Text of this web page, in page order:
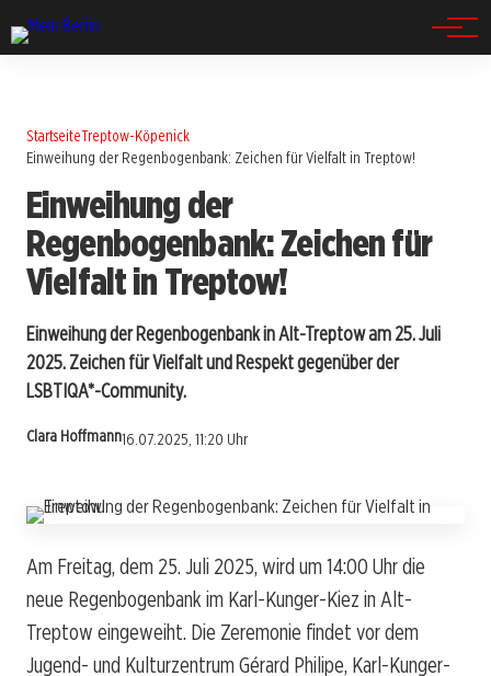
StartseiteTreptow-Köpenick
Einweihung der Regenbogenbank: Zeichen für Vielfalt in Treptow!
Einweihung der
Regenbogenbank: Zeichen für
Vielfalt in Treptow!
Einweihung der Regenbogenbank in Alt-Treptow am 25. Juli
2025. Zeichen für Vielfalt und Respekt gegenüber der
LSBTIQA*-Community.
Clara Hoffmann16.07.2025, 11:20 Uhr
Am Freitag, dem 25. Juli 2025, wird um 14:00 Uhr die
neue Regenbogenbank im Karl-Kunger-Kiez in Alt-
Treptow eingeweiht. Die Zeremonie findet vor dem
Jugend- und Kulturzentrum Gérard Philipe, Karl-Kunger-